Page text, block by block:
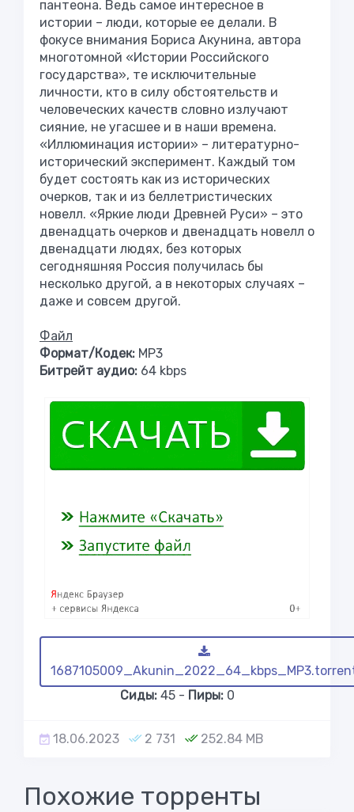
пантеона. Ведь самое интересное в
истории – люди, которые ее делали. В
фокусе внимания Бориса Акунина, автора
многотомной «Истории Российского
государства», те исключительные
личности, кто в силу обстоятельств и
человеческих качеств словно излучают
сияние, не угасшее и в наши времена.
«Иллюминация истории» – литературно-
исторический эксперимент. Каждый том
будет состоять как из исторических
очерков, так и из беллетристических
новелл. «Яркие люди Древней Руси» – это
двенадцать очерков и двенадцать новелл о
двенадцати людях, без которых
сегодняшняя Россия получилась бы
несколько другой, а в некоторых случаях –
даже и совсем другой.
Файл
Формат/Кодек: MP3
Битрейт аудио: 64 kbps
Сиды:45 - Пиры:0
18.06.2023 2 731 252.84 MB
Похожие торренты